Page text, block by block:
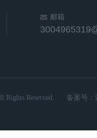
邮箱
Reserved. 备案号：